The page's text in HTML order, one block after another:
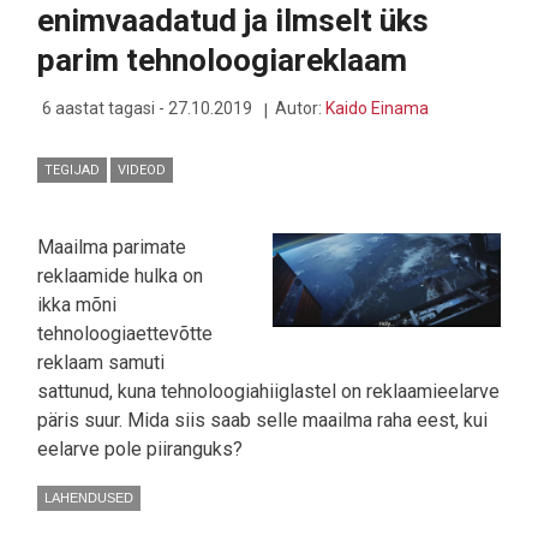
SEDA
OSTA
KES
VÕIKS
enimvaadatud ja ilmselt üks
parim tehnoloogiareklaam
6 aastat tagasi - 27.10.2019 Autor: Kaido Einama
TEGIJAD VIDEOD
Maailma parimate
reklaamide hulka on
ikka mõni
tehnoloogiaettevõtte
reklaam samuti
sattunud, kuna tehnoloogiahiiglastel on reklaamieelarve
päris suur. Mida siis saab selle maailma raha eest, kui
eelarve pole piiranguks?
LAHENDUSED